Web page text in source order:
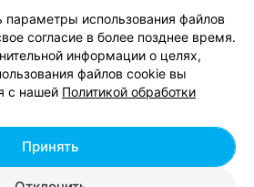
вопросам сотрудничества
руководителю relax.by
настройки cookie
персональных данных
УНП 191700409, регистрирующий орган -
использования файлов
согласие в более позднее время.
информации о целях,
файлов cookie вы
с нашей Политикой обработки
Принять